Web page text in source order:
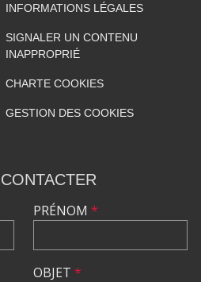
INFORMATIONS LÉGALES
SIGNALER UN CONTENU
INAPPROPRIÉ
CHARTE COOKIES
GESTION DES COOKIES
PRÉNOM *
OBJET *